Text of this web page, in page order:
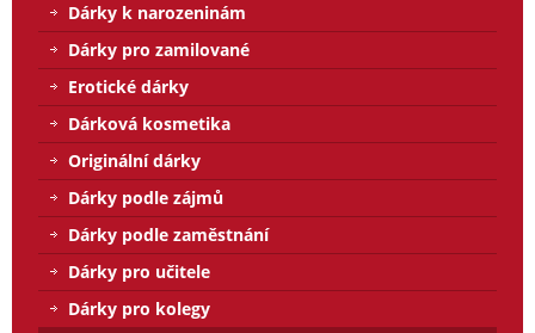
Dárky k narozeninám
Dárky pro zamilované
Erotické dárky
Dárková kosmetika
Originální dárky
Dárky podle zájmů
Dárky podle zaměstnání
Dárky pro učitele
Dárky pro kolegy